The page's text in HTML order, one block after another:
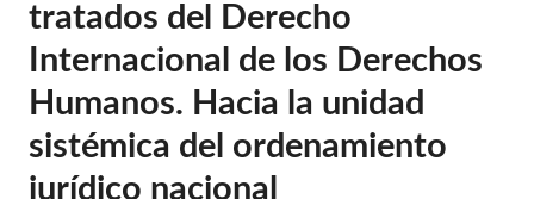
tratados del Derecho
Internacional de los Derechos
Humanos. Hacia la unidad
sistémica del ordenamiento
jurídico nacional